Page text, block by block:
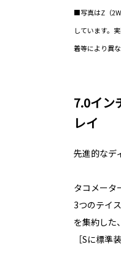
■写真はZ（
しています。
着等により異な
7.0イン
レイ
先進的なデ
タコメー
3つのテイ
を集約した
［Sに標準